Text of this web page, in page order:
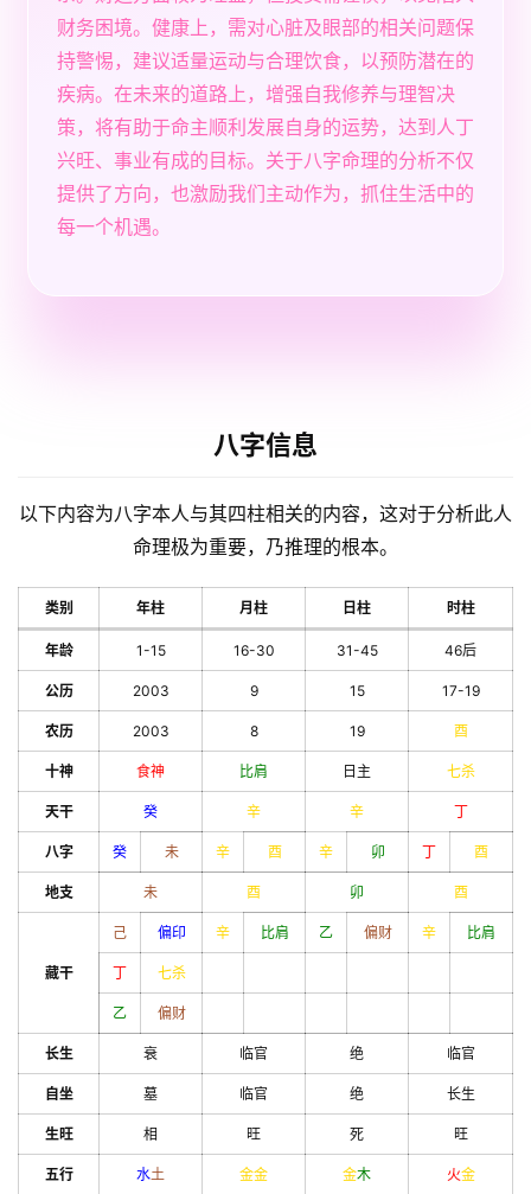
财务困境。健康上，需对心脏及眼部的相关问题保
持警惕，建议适量运动与合理饮食，以预防潜在的
疾病。在未来的道路上，增强自我修养与理智决
策，将有助于命主顺利发展自身的运势，达到人丁
兴旺、事业有成的目标。关于八字命理的分析不仅
提供了方向，也激励我们主动作为，抓住生活中的
每一个机遇。
八字信息
以下内容为八字本人与其四柱相关的内容，这对于分析此人
命理极为重要，乃推理的根本。
类别 年柱 月柱 日柱 时柱
年龄 1-15 16-30 31-45 46后
公历 2003 9 15 17-19
农历 2003 8 19 酉
十神 食神 比肩 日主 七杀
天干 癸 辛 辛 丁
八字 癸 未 辛 酉 辛 卯 丁 酉
地支 未 酉 卯 酉
藏干
己 偏印 辛 比肩 乙 偏财 辛 比肩
丁 七杀
乙 偏财
长生 衰 临官 绝 临官
自坐 墓 临官 绝 长生
生旺 相 旺 死 旺
五行 水土 金金 金木 火金